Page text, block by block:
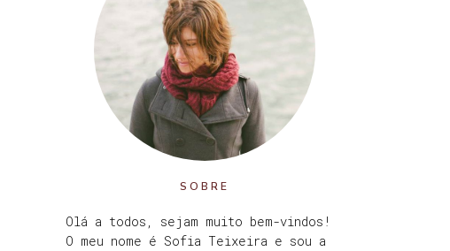
SOBRE
Olá a todos, sejam muito bem-vindos!
O meu nome é Sofia Teixeira e sou a